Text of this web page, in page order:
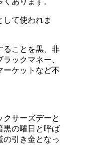
て使われま
ることを黒、非
ックマネー、
ーケットなど不
クサーズデーと
黒の曜日と呼ば
の引き金となっ